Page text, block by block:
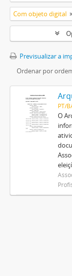
Com objeto digital
Previsualizar a
Ordenar por
PT/
O